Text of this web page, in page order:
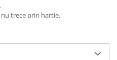
trece prin hartie.